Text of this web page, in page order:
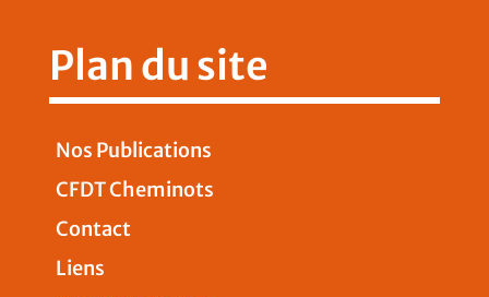
Plan du site
Nos Publications
CFDT Cheminots
Contact
Liens